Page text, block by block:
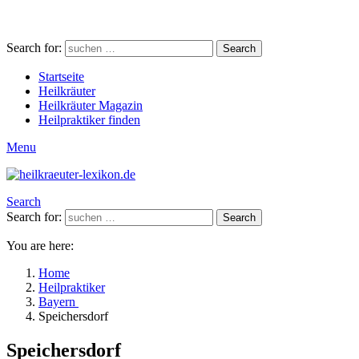
Search for: Search
Startseite
Heilkräuter
Heilkräuter Magazin
Heilpraktiker finden
Menu
Search
Search for:
Search
You are here:
Home
Heilpraktiker
Bayern
Speichersdorf
Speichersdorf